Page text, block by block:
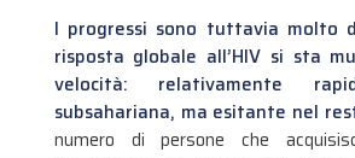
I progressi sono tuttavia molto
risposta globale all’HIV si sta
velocità: relativamente
subsahariana, ma esitante nel
numero di persone che